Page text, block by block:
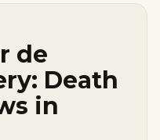
de
Death
in